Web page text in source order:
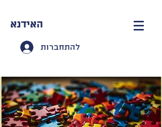
האידנא
להתחברות